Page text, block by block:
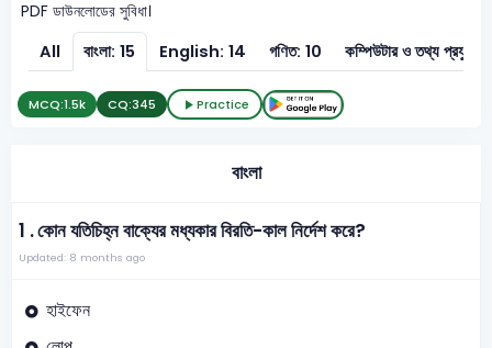
PDF ডাউনলোডের সুবিধা।
All বাংলা: 15 English: 14 গণিত: 10 কম্পিউটার ও
MCQ:1.5k CQ:345 Practice
বাংলা
1 .কোন যতিচিহ্ন বাক্যের মধ্যকার বিরতি-কাল নির্দেশ করে?
Updated: 8 months ago
হাইফেন